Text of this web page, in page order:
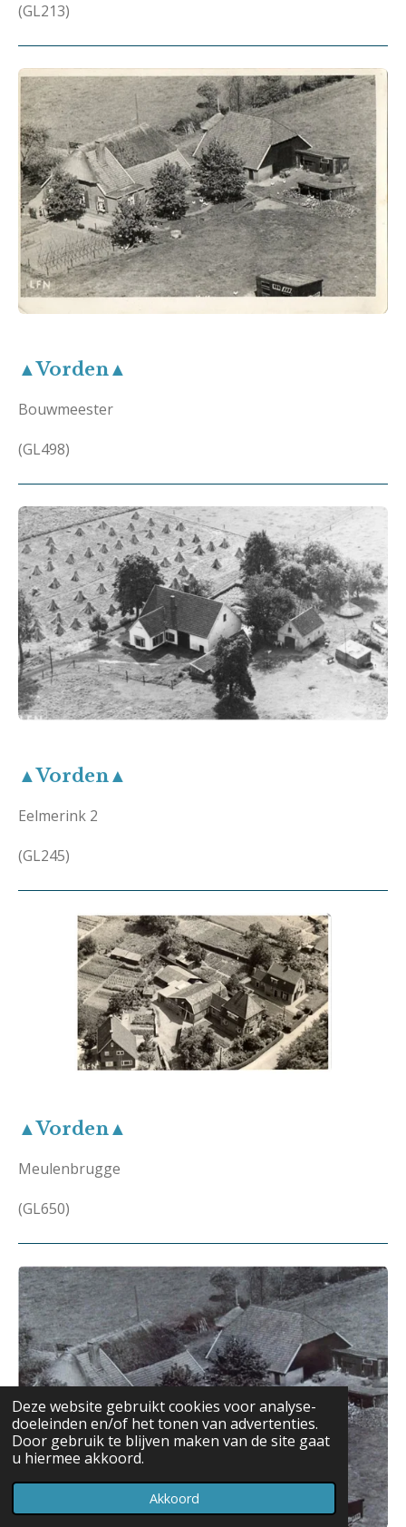
Deze website gebruikt cookies voor analyse-
doeleinden en/of het tonen van advertenties.
Door gebruik te blijven maken van de site gaat
u hiermee akkoord.
Akkoord
(GL213)
▲Vorden▲
Bouwmeester
(GL498)
▲Vorden▲
Eelmerink 2
(GL245)
▲Vorden▲
Meulenbrugge
(GL650)